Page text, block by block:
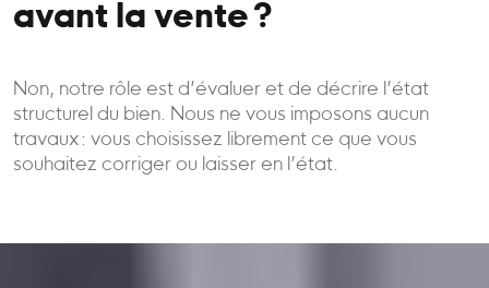
avant la vente ?
Non, notre rôle est d’évaluer et de décrire l’état
structurel du bien. Nous ne vous imposons aucun
travaux : vous choisissez librement ce que vous
souhaitez corriger ou laisser en l’état.